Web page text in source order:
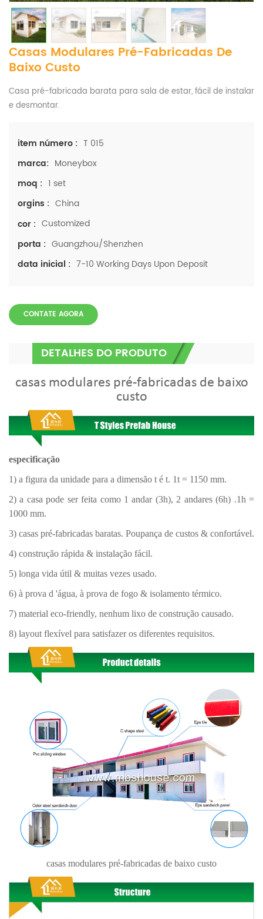
Casas Modulares Pré-Fabricadas De
Baixo Custo
Casa pré-fabricada barata para sala de estar, fácil de instalar
e desmontar.
item número : T 015
marca: Moneybox
moq : 1 set
orgins : China
cor : Customized
porta : Guangzhou/Shenzhen
data inicial : 7-10 Working Days Upon Deposit
CONTATE AGORA
DETALHES DO PRODUTO
casas modulares pré-fabricadas de baixo
custo
especificação
1) a figura da unidade para a dimensão t é t. 1t = 1150 mm.
2) a casa pode ser feita como 1 andar (3h), 2 andares (6h) .1h =
1000 mm.
3) casas pré-fabricadas baratas. Poupança de custos & confortável.
4) construção rápida & instalação fácil.
5) longa vida útil & muitas vezes usado.
6) à prova d 'água, à prova de fogo & isolamento térmico.
7) material eco-friendly, nenhum lixo de construção causado.
8) layout flexível para satisfazer os diferentes requisitos.
casas modulares pré-fabricadas de baixo custo